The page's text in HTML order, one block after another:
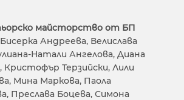
майсторство от БП
Андреева, Велислава
Натали Ангелова, Диана
Терзийски, Лили
Мина Маркова, Паола
Преслава Боцева, Симона